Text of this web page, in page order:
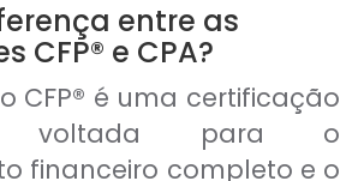
entre as
CFP® e CPA?
CFP® é uma certificação
voltada para o
financeiro completo e o